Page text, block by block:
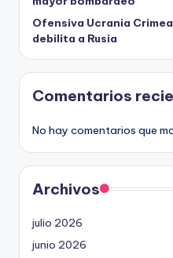
Ofensiva Ucrania
debilita a Rusia
Comentarios
No hay comentarios que
Archivos
julio 2026
junio 2026